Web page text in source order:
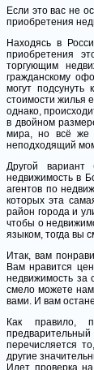
Если это вас не
приобретения
Находясь в
приобретения
торгующим
гражданскому
могут
стоимости жилья
однако,
в двойном
мира, но всё же
неподходящий
Другой
недвижимость в
агентов по
которых эта
район города и
чтобы о
языком, тогда вы
Итак, вам
Вам нравится
недвижимость за
смело можете
вами. И вам
Как правило,
перечисляется
другие